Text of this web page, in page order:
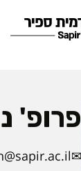
פרופ'